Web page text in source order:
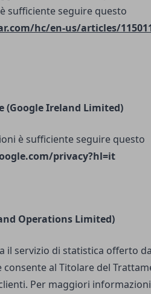
sufficiente seguire questo
hc/en-us/articles/
(Google Ireland Limited)
è sufficiente seguire questo
privacy?hl=it
Operations Limited)
il servizio di statistica offerto
consente al Titolare del
Per maggiori